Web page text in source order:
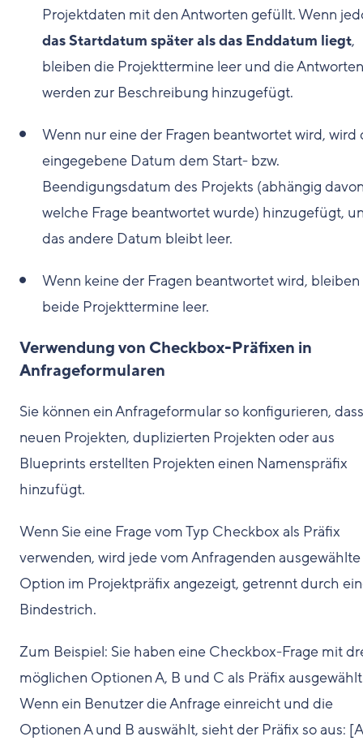
Projektdaten mit den Antworten gefüllt. Wenn
das Startdatum später als das Enddatum liegt,
bleiben die Projekttermine leer und die Antworten
werden zur Beschreibung hinzugefügt.
Wenn nur eine der Fragen beantwortet wird, wird
eingegebene Datum dem Start- bzw.
Beendigungsdatum des Projekts (abhängig
welche Frage beantwortet wurde) hinzugefügt,
das andere Datum bleibt leer.
Wenn keine der Fragen beantwortet wird, bleiben
beide Projekttermine leer.
Verwendung von Checkbox-Präfixen in
Anfrageformularen
Sie können ein Anfrageformular so konfigurieren,
neuen Projekten, duplizierten Projekten oder aus
Blueprints erstellten Projekten einen Namenspräfix
hinzufügt.
Wenn Sie eine Frage vom Typ Checkbox als Präfix
verwenden, wird jede vom Anfragenden ausgewählte
Option im Projektpräfix angezeigt, getrennt durch
Bindestrich.
Zum Beispiel: Sie haben eine Checkbox-Frage mit
möglichen Optionen A, B und C als Präfix
Wenn ein Benutzer die Anfrage einreicht und die
Optionen A und B auswählt, sieht der Präfix so aus: